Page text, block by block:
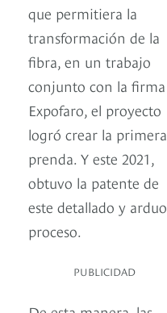
que permitiera la
transformación de la
fibra, en un trabajo
conjunto con la firma
Expofaro, el proyecto
logró crear la primera
prenda. Y este 2021,
obtuvo la patente de
este detallado y arduo
proceso.
PUBLICIDAD